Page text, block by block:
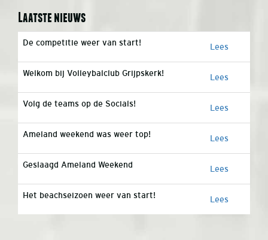
Laatste nieuws
De competitie weer van start! Lees
Welkom bij Volleybalclub Grijpskerk! Lees
Volg de teams op de Socials! Lees
Ameland weekend was weer top! Lees
Geslaagd Ameland Weekend Lees
Het beachseizoen weer van start! Lees